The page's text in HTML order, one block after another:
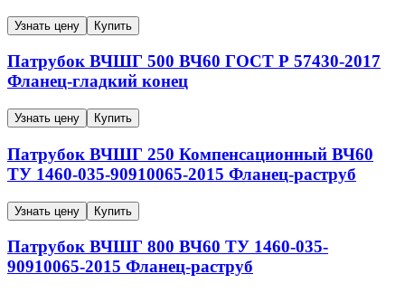
Узнать цену Купить
Патрубок ВЧШГ 500 ВЧ60 ГОСТ Р 57430-2017
Фланец-гладкий конец
Узнать цену Купить
Патрубок ВЧШГ 250 Компенсационный ВЧ60
ТУ 1460-035-90910065-2015 Фланец-раструб
Узнать цену Купить
Патрубок ВЧШГ 800 ВЧ60 ТУ 1460-035-
90910065-2015 Фланец-раструб